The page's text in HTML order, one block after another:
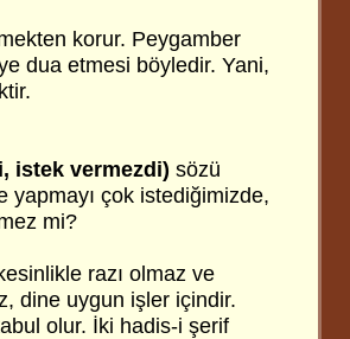
korur. Peygamber
dua etmesi böyledir. Yani,
istek vermezdi) sözü
yapmayı çok istediğimizde,
mi?
razı olmaz ve
dine uygun işler içindir.
olur. İki hadis-i şerif